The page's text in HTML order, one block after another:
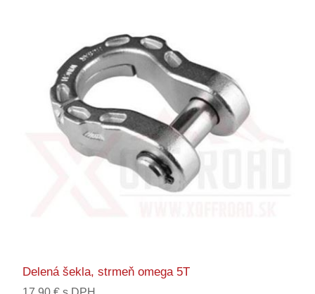
Delená šekla, strmeň omega 5T